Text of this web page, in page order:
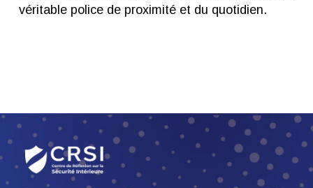
véritable police de proximité et du quotidien.